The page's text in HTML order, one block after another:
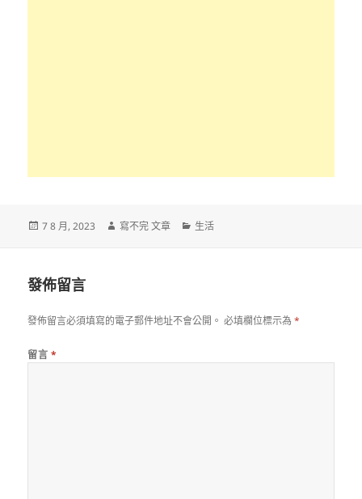
發
7 8 月, 2023
作
寫不完 文章
分
生活
發佈留言
發佈留言必須填寫的電子郵件地址不會公開。 必填欄位標示為*
留言 *